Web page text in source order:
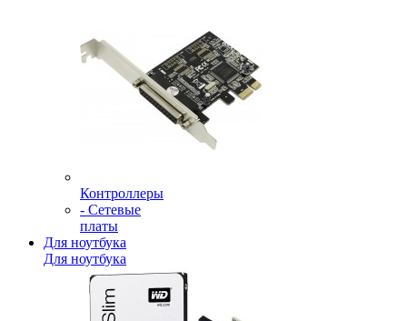
Контроллеры
- Сетевые
платы
Для ноутбука
Для ноутбука